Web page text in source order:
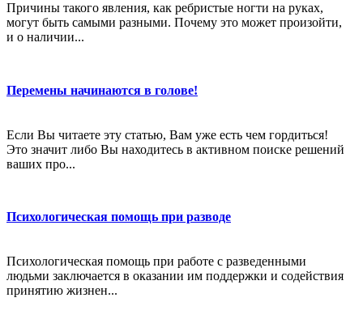
Причины такого явления, как ребристые ногти на руках,
могут быть самыми разными. Почему это может произойти,
и о наличии...
Перемены начинаются в голове!
Если Вы читаете эту статью, Вам уже есть чем гордиться!
Это значит либо Вы находитесь в активном поиске решений
ваших про...
Психологическая помощь при разводе
Психологическая помощь при работе с разведенными
людьми заключается в оказании им поддержки и содействия
принятию жизнен...